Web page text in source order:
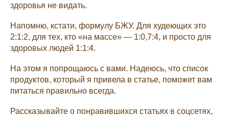
здоровья не видать.
Напомню, кстати, формулу БЖУ. Для худеющих это
2:1:2, для тех, кто «на массе» — 1:0,7:4, и просто для
здоровых людей 1:1:4.
На этом я попрощаюсь с вами. Надеюсь, что список
продуктов, который я привела в статье, поможет вам
питаться правильно всегда.
Рассказывайте о понравившихся статьях в соцсетях,